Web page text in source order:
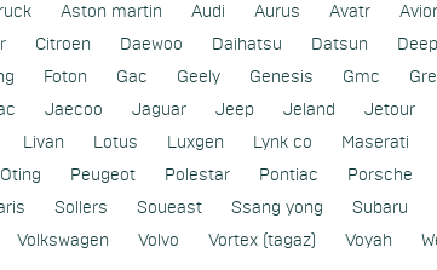
Aston martin Audi Aurus Avatr Avior
Citroen Daewoo Daihatsu Datsun
Foton Gac Geely Genesis Gmc
Jaecoo Jaguar Jeep Jeland Jetour
Livan Lotus Luxgen Lynk co Maserati
Oting Peugeot Polestar Pontiac Porsche
Sollers Soueast Ssang yong Subaru
Volkswagen Volvo Vortex (tagaz) Voyah